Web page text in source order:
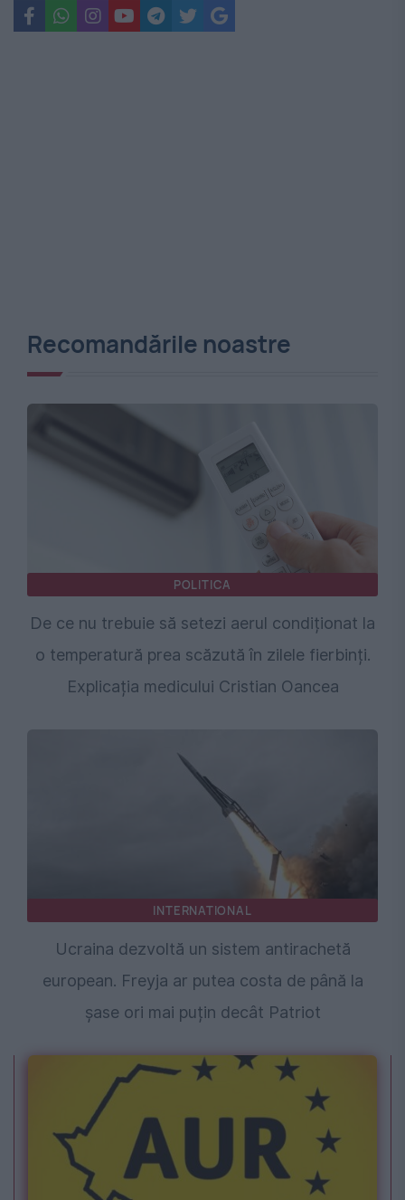
Recomandările noastre
POLITICA
De ce nu trebuie să setezi aerul condiționat la
o temperatură prea scăzută în zilele fierbinți.
Explicația medicului Cristian Oancea
INTERNATIONAL
Ucraina dezvoltă un sistem antirachetă
european. Freyja ar putea costa de până la
șase ori mai puțin decât Patriot